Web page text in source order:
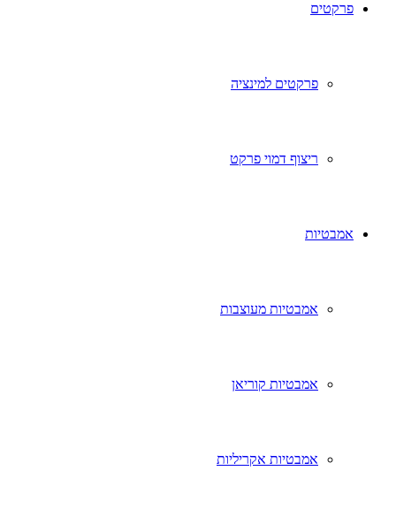
פרקטים
פרקטים למינציה
ריצוף דמוי פרקט
אמבטיות
אמבטיות מעוצבות
אמבטיות קוריאן
אמבטיות אקריליות